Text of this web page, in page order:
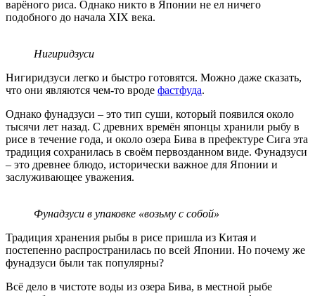
варёного риса. Однако никто в Японии не ел ничего
подобного до начала XIX века.
Нигиридзуси
Нигиридзуси легко и быстро готовятся. Можно даже сказать,
что они являются чем-то вроде фастфуда.
Однако фунадзуси – это тип суши, который появился около
тысячи лет назад. С древних времён японцы хранили рыбу в
рисе в течение года, и около озера Бива в префектуре Сига эта
традиция сохранилась в своём первозданном виде. Фунадзуси
– это древнее блюдо, исторически важное для Японии и
заслуживающее уважения.
Фунадзуси в упаковке «возьму с собой»
Традиция хранения рыбы в рисе пришла из Китая и
постепенно распространилась по всей Японии. Но почему же
фунадзуси были так популярны?
Всё дело в чистоте воды из озера Бива, в местной рыбе